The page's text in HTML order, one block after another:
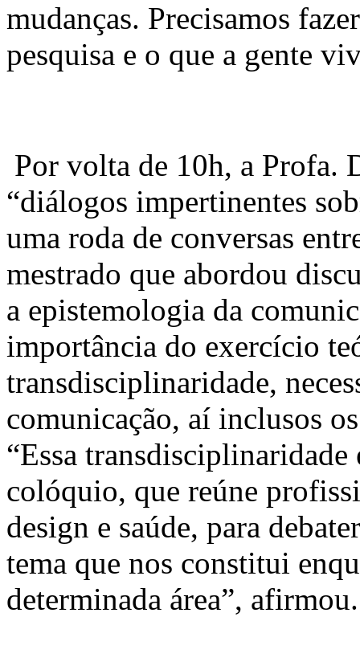
mudanças. Precisamos
pesquisa e o que a gente
Por volta de 10h, a Profa.
“diálogos impertinentes
uma roda de conversas
mestrado que abordou
a epistemologia da
importância do exercício
transdisciplinaridade,
comunicação, aí inclusos
“Essa transdisciplinaridade
colóquio, que reúne
design e saúde, para
tema que nos constitui
determinada área”,